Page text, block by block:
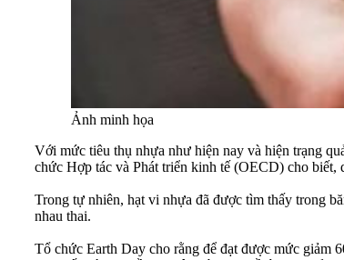
Ảnh minh họa
Với mức tiêu thụ nhựa như hiện nay và hiện trạng
chức Hợp tác và Phát triển kinh tế (OECD) cho
Trong tự nhiên, hạt vi nhựa đã được tìm thấy trong
nhau thai.
Tổ chức Earth Day cho rằng để đạt được mức giảm